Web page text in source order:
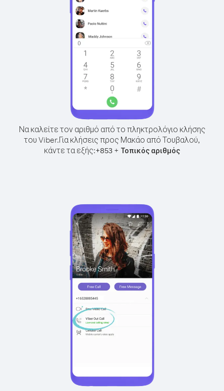
Να καλείτε τον αριθμό από το πληκτρολόγιο κλήσης
του Viber.Για κλήσεις προς Μακάο από Τουβαλού,
κάντε τα εξής:+853 + Τοπικός αριθμός